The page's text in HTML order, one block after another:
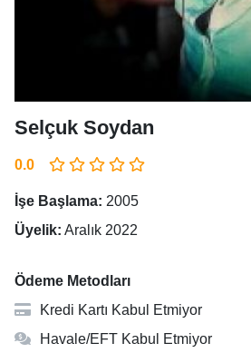
Selçuk Soydan
0.0
İşe Başlama: 2005
Üyelik: Aralık 2022
Ödeme Metodları
Kredi Kartı Kabul Etmiyor
Havale/EFT Kabul Etmiyor